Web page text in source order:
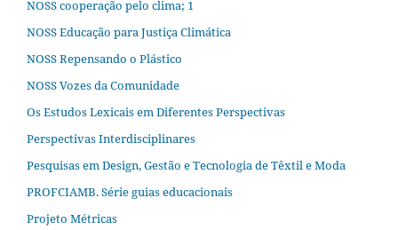
NOSS cooperação pelo clima; 1
NOSS Educação para Justiça Climática
NOSS Repensando o Plástico
NOSS Vozes da Comunidade
Os Estudos Lexicais em Diferentes Perspectivas
Perspectivas Interdisciplinares
Pesquisas em Design, Gestão e Tecnologia de Têxtil e Moda
PROFCIAMB. Série guias educacionais
Projeto Métricas